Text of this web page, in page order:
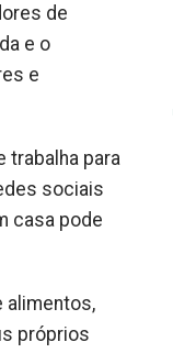
de
e o
e
trabalha para
sociais
casa pode
alimentos,
próprios